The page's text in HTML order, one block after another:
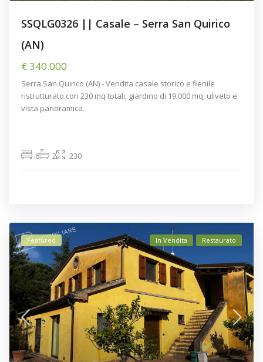
SSQLG0326 || Casale – Serra San Quirico
(AN)
€ 340.000
Serra San Quirico (AN) - Vendita casale storico e fienile
ristrutturato con 230 mq totali, giardino di 19.000 mq, uliveto e
vista panoramica.
6 2 230
Featured In Vendita Restaurato